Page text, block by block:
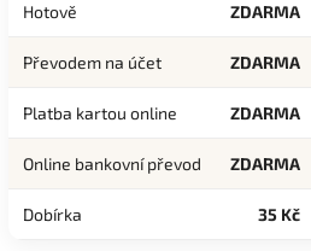
Hotově ZDARMA
Převodem na účet ZDARMA
Platba kartou online ZDARMA
Online bankovní převod ZDARMA
Dobírka 35 Kč